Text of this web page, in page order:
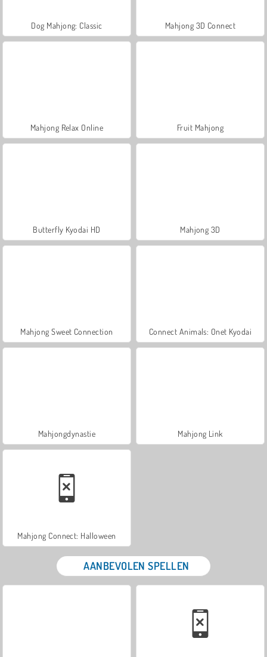
Dog Mahjong: Classic Mahjong 3D Connect
Mahjong Relax Online Fruit Mahjong
Butterfly Kyodai HD Mahjong 3D
Mahjong Sweet Connection Connect Animals: Onet Kyodai
Mahjongdynastie Mahjong Link
Mahjong Connect: Halloween
AANBEVOLEN SPELLEN